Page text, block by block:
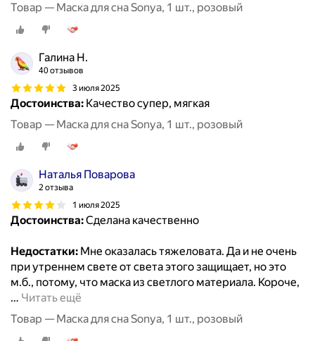
Товар — Маска для сна Sonya, 1 шт., розовый
Галина Н.
40 отзывов
3 июля 2025
Достоинства: Качество супер, мягкая
Товар — Маска для сна Sonya, 1 шт., розовый
Наталья Поварова
2 отзыва
1 июля 2025
Достоинства:Сделана качественно
Недостатки: Мне оказалась тяжеловата. Да и не очень
при утреннем свете от света этого защищает, но это
м.б., потому, что маска из светлого материала. Короче,
… Читать ещё
Товар — Маска для сна Sonya, 1 шт., розовый